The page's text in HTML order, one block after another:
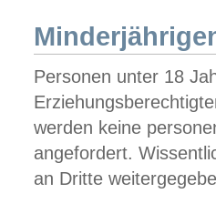
Personen unter 18
werden keine
angefordert.
an Dritte